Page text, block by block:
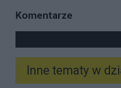
Komentarze
Inne tematy w